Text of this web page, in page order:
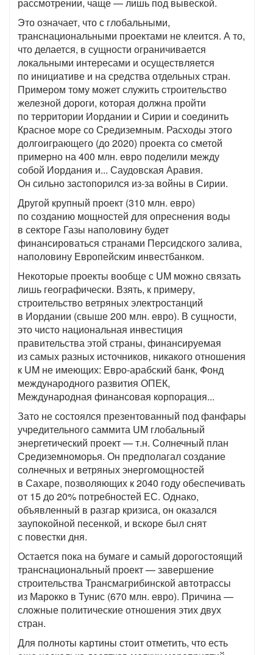
Это означает, что с глобальными,
транснациональными проектами не клеится. А то,
что делается, в сущности ограничивается
локальными интересами и осуществляется
по инициативе и на средства отдельных стран.
Примером тому может служить строительство
железной дороги, которая должна пройти
по территории Иордании и Сирии и соединить
Красное море со Средиземным. Расходы этого
долгоиграющего (до 2020) проекта со сметой
примерно на 400 млн. евро поделили между
собой Иордания и... Саудовская Аравия.
Он сильно застопорился из-за войны в Сирии.
Другой крупный проект (310 млн. евро)
по созданию мощностей для опреснения воды
в секторе Газы наполовину будет
финансироваться странами Персидского залива,
наполовину Европейским инвестбанком.
Некоторые проекты вообще с UM можно связать
лишь географически. Взять, к примеру,
строительство ветряных электростанций
в Иордании (свыше 200 млн. евро). В сущности,
это чисто национальная инвестиция
правительства этой страны, финансируемая
из самых разных источников, никакого отношения
к UM не имеющих: Евро-арабский банк, Фонд
международного развития ОПЕК,
Международная финансовая корпорация...
Зато не состоялся презентованный под фанфары
учредительного саммита UM глобальный
энергетический проект — т.н. Солнечный план
Средиземноморья. Он предполагал создание
солнечных и ветряных энергомощностей
в Сахаре, позволяющих к 2040 году обеспечивать
от 15 до 20% потребностей ЕС. Однако,
объявленный в разгар кризиса, он оказался
заупокойной песенкой, и вскоре был снят
с повестки дня.
Остается пока на бумаге и самый дорогостоящий
транснациональный проект — завершение
строительства Трансмагрибинской автотрассы
из Марокко в Тунис (670 млн. евро). Причина —
сложные политические отношения этих двух
стран.
Для полноты картины стоит отметить, что есть